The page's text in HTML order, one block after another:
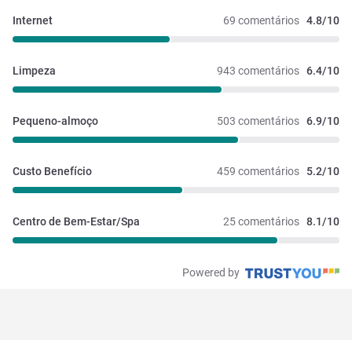
69 comentários 4.8/10
Internet
943 comentários 6.4/10
Limpeza
503 comentários 6.9/10
Pequeno-almoço
459 comentários 5.2/10
Custo Benefício
25 comentários 8.1/10
Centro de Bem-Estar/Spa
Powered by